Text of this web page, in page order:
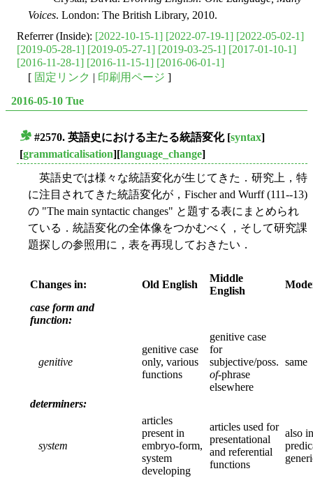
Voices. London: The British Library, 2010.
Referrer (Inside): [2022-10-15-1] [2022-07-19-1] [2022-05-02-1]
[2019-05-28-1] [2019-05-27-1] [2019-03-25-1] [2017-01-10-1]
[2016-11-28-1] [2016-11-15-1] [2016-06-01-1]
[ 固定リンク | 印刷用ページ ]
2016-05-10 Tue
#2570. 英語史における主たる統語変化[syntax]
[grammaticalisation][language_change]
英語史では様々な統語変化が生じてきた．研究上，特
に注目されてきた統語変化が，Fischer and Wurff (111--13)
の "The main syntactic changes" と題する表にまとめられ
ている．統語変化の全体像をつかむべく，そして研究課
題探しの参照用に，表を再現しておきたい．
Changes in: Old English
Middle
English
case form and
function:
genitive
genitive case
only, various
functions
genitive case
for
subjective/poss.
of-phrase
elsewhere
same
determiners:
system
articles
present in
embryo-form,
system
developing
articles used for
presentational
and referential
functions
also